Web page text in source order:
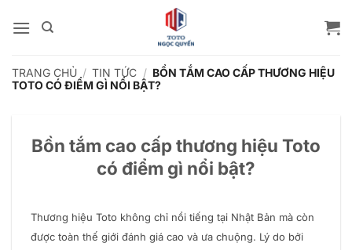
qua
dung
TRANG CHỦ / TIN TỨC / BỒN TẮM CAO CẤP THƯƠNG HIỆU
TOTO CÓ ĐIỂM GÌ NỔI BẬT?
Bồn tắm cao cấp thương hiệu Toto
có điểm gì nổi bật?
Thương hiệu Toto không chỉ nổi tiếng tại Nhật Bản mà còn
được toàn thế giới đánh giá cao và ưa chuộng. Lý do bởi